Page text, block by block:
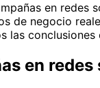
en redes
de negocio
las
en